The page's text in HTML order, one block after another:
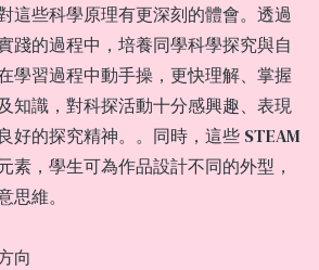
這些科學原理有更深刻的體會。透過
踐的過程中，培養同學科學探究與自
學習過程中動手操，更快理解、掌握
知識，對科探活動十分感興趣、表現
好的探究精神。。同時，這些 STEAM
素，學生可為作品設計不同的外型，
思維。
向